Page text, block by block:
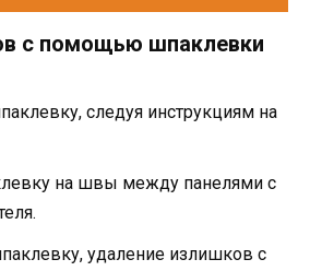
с помощью шпаклевки
следуя инструкциям на
на швы между панелями с
удаление излишков с